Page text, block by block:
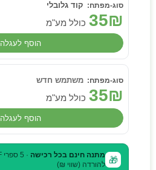
קוד גלובלי
35₪ כולל מע"מ
הוסף לעגלה
משתמש חדש
35₪ כולל מע"מ
הוסף לעגלה
🎁 מתנה חינם בכל רכישה
להורדה (שווי ₪)